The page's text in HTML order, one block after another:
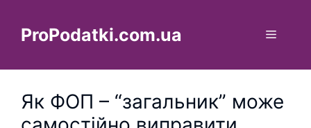
вмістуProPodatki.com.ua Меню
Як ФОП – “загальник” може